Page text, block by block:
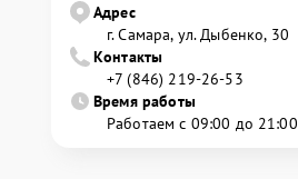
Адрес
г. Самара, ул. Дыбенко, 30
Контакты
+7 (846) 219-26-53
Время работы
Работаем с 09:00 до 21:00